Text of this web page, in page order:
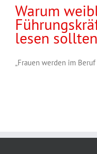
Warum
lesen sollten
„Frauen werden im